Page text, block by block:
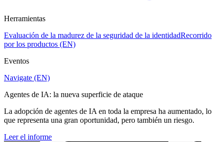
Herramientas
Evaluación de la madurez de la seguridad de la identidadRecorrido
por los productos (EN)
Eventos
Navigate (EN)
Agentes de IA: la nueva superficie de ataque
La adopción de agentes de IA en toda la empresa ha aumentado, lo
que representa una gran oportunidad, pero también un riesgo.
Leer el informe